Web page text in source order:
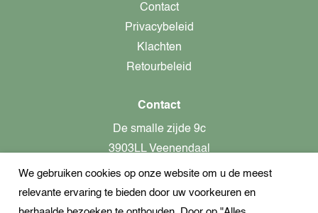
Contact
Privacybeleid
Klachten
Retourbeleid
Contact
De smalle zijde 9c
3903LL Veenendaal
alleen op afspraak aanwezig!
KvK-nummer: 82366799
We gebruiken cookies op onze website om u de meest
relevante ervaring te bieden door uw voorkeuren en